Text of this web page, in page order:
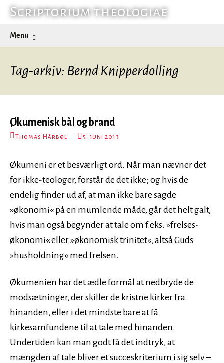
Hop
indhold
Scriptorium theologiae
Menu
efter:
Tag-arkiv: Bernd Knipperdolling
Økumenisk bål og brand
Thomas Hårbøl 5. juni 2013
Økumeni er et besværligt ord. Når man nævner det
for ikke-teologer, forstår de det ikke; og hvis de
endelig finder ud af, at man ikke bare sagde
»økonomi« på en mumlende måde, går det helt galt,
hvis man også begynder at tale om f.eks. »frelses-
økonomi« eller »økonomisk trinitet«, altså Guds
»husholdning« med frelsen.
Økumenien har det ædle formål at nedbryde de
modsætninger, der skiller de kristne kirker fra
hinanden, eller i det mindste bare at få
kirkesamfundene til at tale med hinanden.
Undertiden kan man godt få det indtryk, at
mængden af tale bliver et succeskriterium i sig selv –